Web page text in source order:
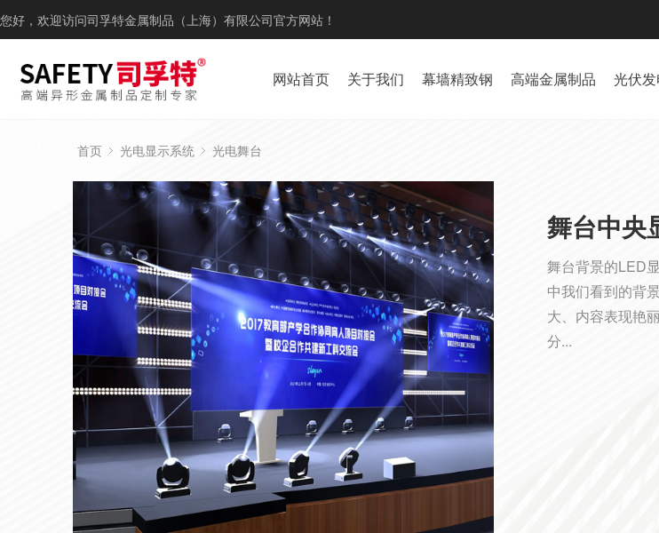
您好，欢迎访问司孚特金属制品（上海）有限公司官方网站！
网站首页 关于我们 幕墙精致钢 高端金属制品 光伏
首页 光电显示系统 光电舞台
舞台中央
舞台背景的LED
中我们看到的背
大、内容表现艳
分...